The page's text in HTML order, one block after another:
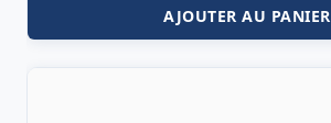
AJOUTER AU PANIER